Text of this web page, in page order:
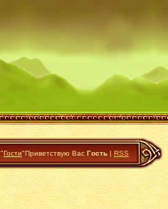
"Гости"Приветствую Вас Гость | RSS